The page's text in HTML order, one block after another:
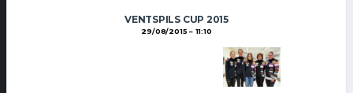
VENTSPILS CUP 2015
29/08/2015 11:10